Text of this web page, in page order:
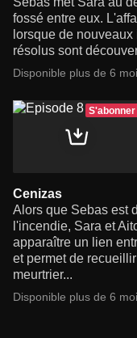
fossé entre eux.
lorsque de
résolus sont
Disponible plus de 6
S'abonner
Cenizas
Alors que Sebas est
l'incendie, Sara et
apparaître un lien
et permet de
meurtrier...
Disponible plus de 6